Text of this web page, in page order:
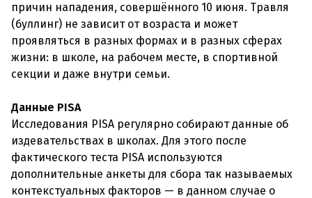
причин нападения, совершённого 10 июня. Травля
(буллинг) не зависит от возраста и может
проявляться в разных формах и в разных сферах
жизни: в школе, на рабочем месте, в спортивной
секции и даже внутри семьи.
Данные PISA
Исследования PISA регулярно собирают данные об
издевательствах в школах. Для этого после
фактического теста PISA используются
дополнительные анкеты для сбора так называемых
контекстуальных факторов — в данном случае о